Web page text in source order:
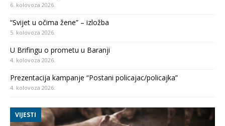
6. kolovoza 2026.
“Svijet u očima žene” – izložba
5. kolovoza 2026.
U Brifingu o prometu u Baranji
4. kolovoza 2026.
Prezentacija kampanje “Postani policajac/policajka”
4. kolovoza 2026.
VIJESTI